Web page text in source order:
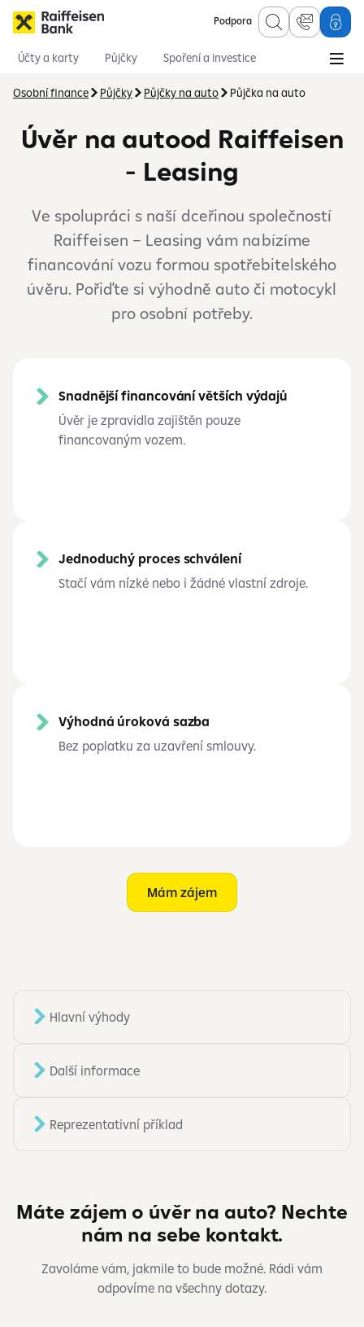
Podpora
Účty a karty Půjčky
Spoření a investice
Osobní finance
Půjčky Půjčky na auto Půjčka na auto
Úvěr na autood Raiffeisen
- Leasing
Ve spolupráci s naší dceřinou společností
Raiffeisen – Leasing vám nabízíme
financování vozu formou spotřebitelského
úvěru. Pořiďte si výhodně auto či motocykl
pro osobní potřeby.
Snadnější financování větších výdajů
Úvěr je zpravidla zajištěn pouze
financovaným vozem.
Jednoduchý proces schválení
Stačí vám nízké nebo i žádné vlastní zdroje.
Výhodná úroková sazba
Bez poplatku za uzavření smlouvy.
Mám zájem
Hlavní výhody
Další informace
Reprezentativní příklad
Máte zájem o úvěr na auto? Nechte
nám na sebe kontakt.
Zavoláme vám, jakmile to bude možné. Rádi vám
odpovíme na všechny dotazy.